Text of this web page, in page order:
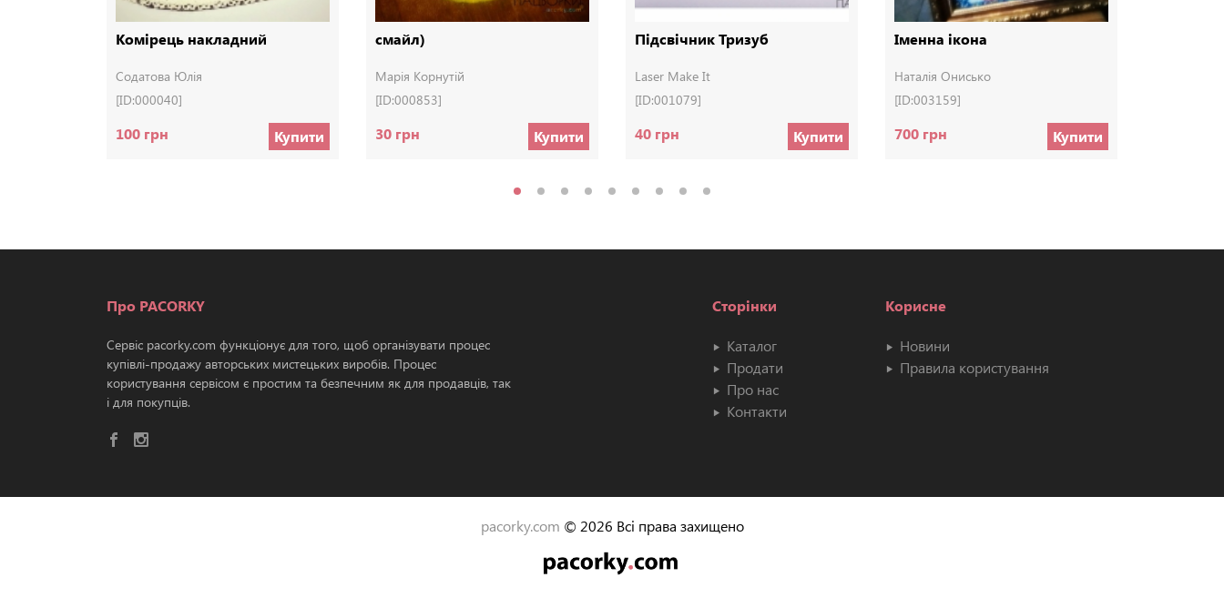
Комірець накладний
Содатова Юлія
[ID:000040]
100 грн Купити
смайл)
Марія Корнутій
[ID:000853]
30 грн Купити
Підсвічник Тризуб
Laser Make It
[ID:001079]
40 грн Купити
Іменна ікона
Наталія Онисько
[ID:003159]
700 грн Купити
Про PACORKY
Сервіс pacorky.com функціонує для того, щоб організувати процес
купівлі-продажу авторських мистецьких виробів. Процес
користування сервісом є простим та безпечним як для продавців, так
і для покупців.
Сторінки
Каталог
Продати
Про нас
Контакти
Корисне
Новини
Правила користування
pacorky.com © 2026 Всі права захищено